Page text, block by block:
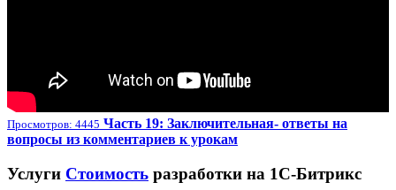
Просмотров: 4445 Часть 19: Заключительная- ответы на
вопросы из комментариев к урокам
Услуги Стоимость разработки на 1С-Битрикс